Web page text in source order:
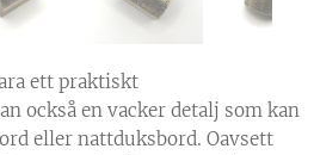
ett praktiskt
också en vacker detalj som kan
eller nattduksbord. Oavsett